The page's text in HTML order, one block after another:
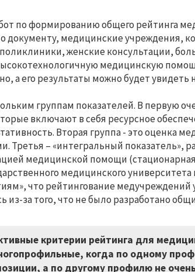
по формированию общего рейтинга
документу, медицинские учреждения,
женские консультации,
медицинскую
а его результаты можно будет
группам показателей. В первую
включают в себя ресурсное
Вторая группа - это оценка
– «интегральный показатель»,
медицинской помощи
медицинского
что рейтингование
за того, что не было разработано
критерии рейтинга для
когда по одному
а по другому профилю не